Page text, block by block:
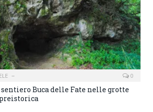
0
Buca delle Fate nelle grotte